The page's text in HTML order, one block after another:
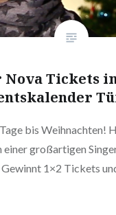
Nova Tickets
bis Weihnachten!
einer großartigen
1×2 Tickets